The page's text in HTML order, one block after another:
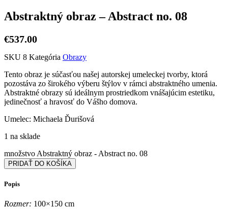
Abstraktný obraz – Abstract no. 08
€537.00
SKU 8 Kategória Obrazy
Tento obraz je súčasťou našej autorskej umeleckej tvorby, ktorá
pozostáva zo širokého výberu štýlov v rámci abstraktného umenia.
Abstraktné obrazy sú ideálnym prostriedkom vnášajúcim estetiku,
jedinečnosť a hravosť do Vášho domova.
Umelec: Michaela Ďurišová
1 na sklade
množstvo Abstraktný obraz - Abstract no. 08
PRIDAŤ DO KOŠÍKA
Popis
Rozmer: 100×150 cm